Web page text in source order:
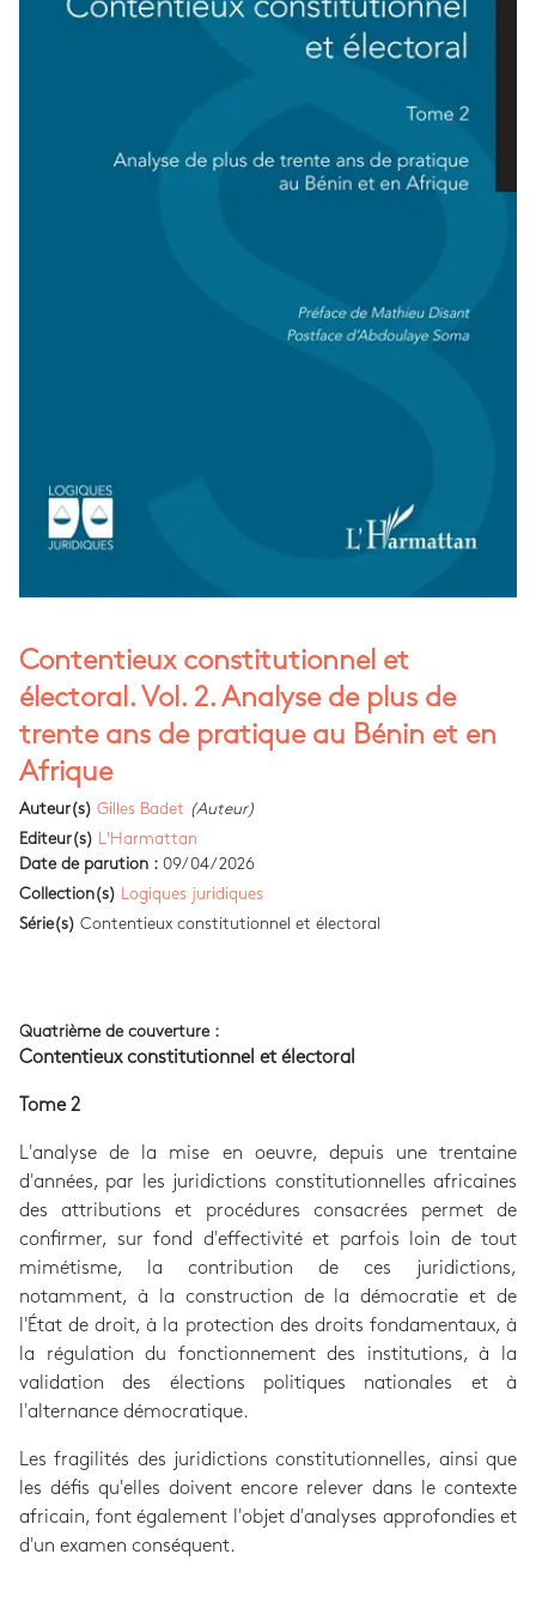
Contentieux constitutionnel et
électoral. Vol. 2. Analyse de plus de
trente ans de pratique au Bénin et en
Afrique
Auteur(s) Gilles Badet (Auteur)
Editeur(s)
L'Harmattan
Date de parution : 09/04/2026
Collection(s)
Logiques juridiques
Série(s) Contentieux constitutionnel et électoral
Quatrième de couverture :
Contentieux constitutionnel et électoral
Tome 2
L'analyse de la mise en oeuvre, depuis une trentaine
d'années, par les juridictions constitutionnelles africaines
des attributions et procédures consacrées permet de
confirmer, sur fond d'effectivité et parfois loin de tout
mimétisme, la contribution de ces juridictions,
notamment, à la construction de la démocratie et de
l'État de droit, à la protection des droits fondamentaux, à
la régulation du fonctionnement des institutions, à la
validation des élections politiques nationales et à
l'alternance démocratique.
Les fragilités des juridictions constitutionnelles, ainsi que
les défis qu'elles doivent encore relever dans le contexte
africain, font également l'objet d'analyses approfondies et
d'un examen conséquent.